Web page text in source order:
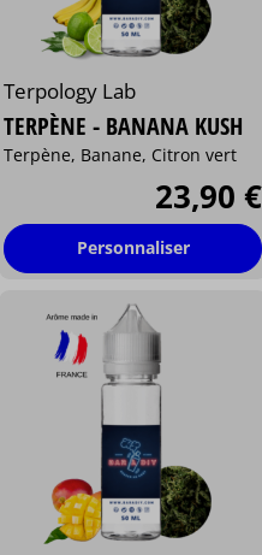
Terpology Lab
TERPÈNE - BANANA KUSH
Terpène, Banane, Citron vert
23,90 €
Personnaliser